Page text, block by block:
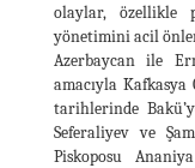
olaylar, özellikle
yönetimini acil
Azerbaycan ile
amacıyla
tarihlerinde
Seferaliyev ve
Piskoposu